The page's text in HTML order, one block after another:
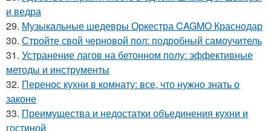
и ведра
29. Музыкальные шедевры Оркестра CAGMO Краснодар
30. Стройте свой черновой пол: подробный самоучитель
31. Устранение лагов на бетонном полу: эффективные
методы и инструменты
32. Перенос кухни в комнату: все, что нужно знать о
законе
33. Преимущества и недостатки объединения кухни и
гостиной